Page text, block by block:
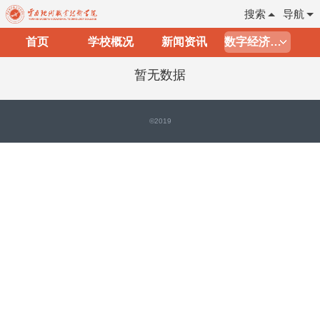
导航
搜索
首页 学校概况 新闻资讯 数字经济学院
暂无数据
©2019